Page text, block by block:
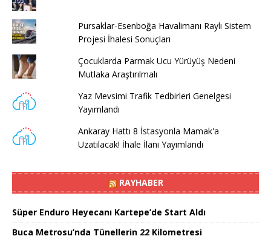
Pursaklar-Esenboğa Havalimanı Raylı Sistem
Projesi İhalesi Sonuçları
Çocuklarda Parmak Ucu Yürüyüş Nedeni
Mutlaka Araştırılmalı
Yaz Mevsimi Trafik Tedbirleri Genelgesi
Yayımlandı
Ankaray Hattı 8 İstasyonla Mamak'a
Uzatılacak! İhale İlanı Yayımlandı
RAYHABER
Süper Enduro Heyecanı Kartepe’de Start Aldı
Buca Metrosu’nda Tünellerin 22 Kilometresi